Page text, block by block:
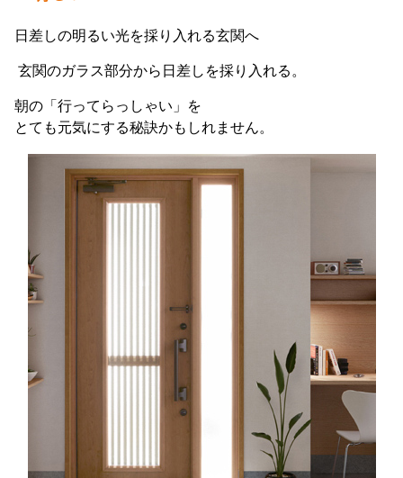
日差しの明るい光を採り入れる玄関へ
玄関のガラス部分から日差しを採り入れる。
朝の「行ってらっしゃい」を
とても元気にする秘訣かもしれません。